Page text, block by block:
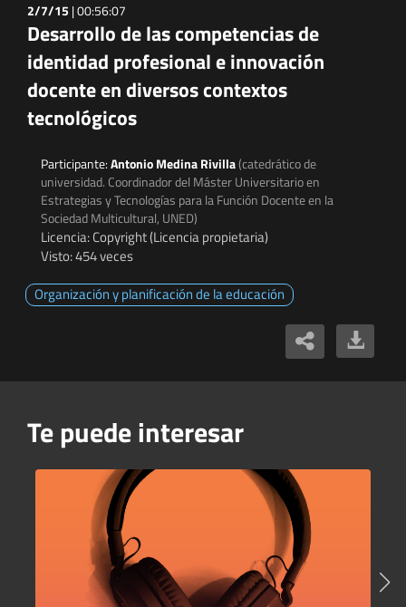
2/7/15 |00:56:07
Desarrollo de las competencias de
identidad profesional e innovación
docente en diversos contextos
tecnológicos
Participante:Antonio Medina Rivilla(catedrático de
universidad. Coordinador del Máster Universitario en
Estrategias y Tecnologías para la Función Docente en la
Sociedad Multicultural, UNED)
Licencia: Copyright (Licencia propietaria)
Visto: 454 veces
Organización y planificación de la educación
Te puede interesar